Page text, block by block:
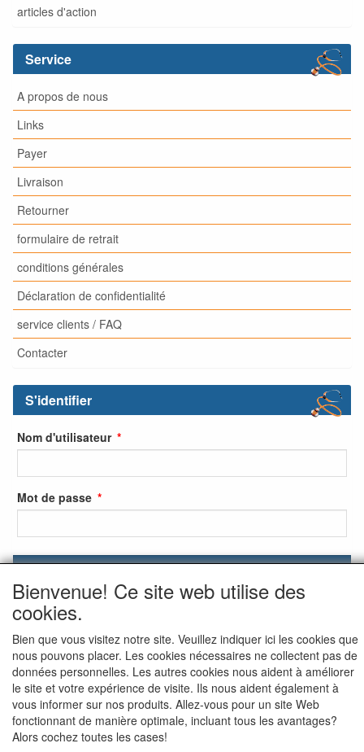
articles d'action
Service
A propos de nous
Links
Payer
Livraison
Retourner
formulaire de retrait
conditions générales
Déclaration de confidentialité
service clients / FAQ
Contacter
S'identifier
Nom d'utilisateur
Mot de passe
S'identifier
S'inscrire
Bienvenue! Ce site web utilise des
cookies.
Bien que vous visitez notre site. Veuillez indiquer ici les cookies que
nous pouvons placer. Les cookies nécessaires ne collectent pas de
données personnelles. Les autres cookies nous aident à améliorer
le site et votre expérience de visite. Ils nous aident également à
vous informer sur nos produits. Allez-vous pour un site Web
fonctionnant de manière optimale, incluant tous les avantages?
Alors cochez toutes les cases!